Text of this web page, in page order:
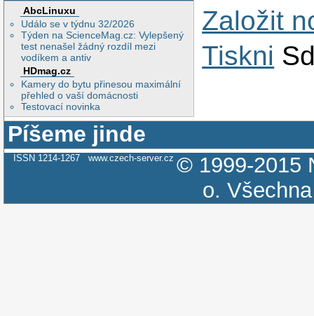
AbcLinuxu
Událo se v týdnu 32/2026
Týden na ScienceMag.cz: Vylepšený
test nenašel žádný rozdíl mezi
vodíkem a antiv
HDmag.cz
Kamery do bytu přinesou maximální
přehled o vaší domácnosti
Testovací novinka
Založit
Tiskni
Píšeme jinde
ISSN 1214-1267 www.czech-server.cz © 1999-2015
o.